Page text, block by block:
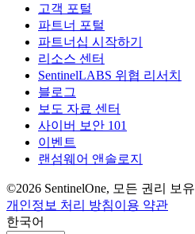
고객 포털
파트너 포털
파트너십 시작하기
리소스 센터
SentinelLABS 위협 리서치
블로그
보도 자료 센터
사이버 보안 101
이벤트
랜섬웨어 앤솔로지
©2026 SentinelOne, 모든 권리 보유
개인정보 처리 방침이용 약관
한국어